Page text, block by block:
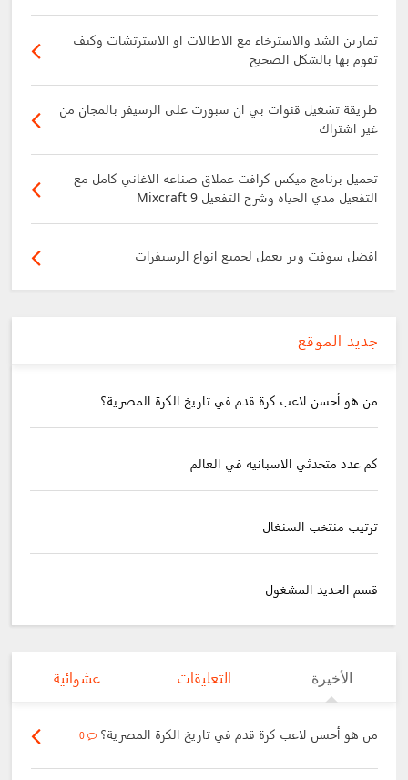
تمارين الشد والاسترخاء مع الاطالات او الاسترتشات وكيف
تقوم بها بالشكل الصحيح
طريقة تشغيل قنوات بي ان سبورت على الرسيفر بالمجان من
غير اشتراك
تحميل برنامج ميكس كرافت عملاق صناعه الاغاني كامل مع
التفعيل مدي الحياه وشرح التفعيل Mixcraft 9
افضل سوفت وير يعمل لجميع انواع الرسيفرات
جديد الموقع
من هو أحسن لاعب كرة قدم في تاريخ الكرة المصرية؟
كم عدد متحدثي الاسبانيه في العالم
ترتيب منتخب السنغال
قسم الحديد المشغول
الأخيرة التعليقات عشوائية
من هو أحسن لاعب كرة قدم في تاريخ الكرة المصرية؟ 0